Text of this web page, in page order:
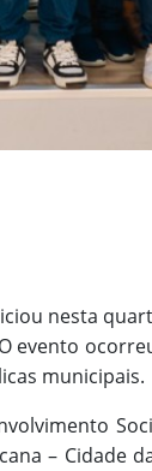
nesta
evento
municipais.
– Cidade